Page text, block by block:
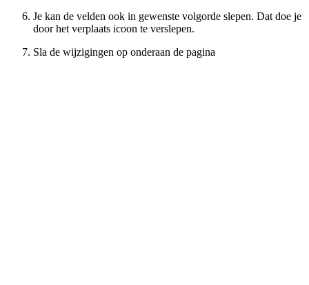
Je kan de velden ook in gewenste volgorde slepen. Dat doe je
door het verplaats icoon te verslepen.
Sla de wijzigingen op onderaan de pagina